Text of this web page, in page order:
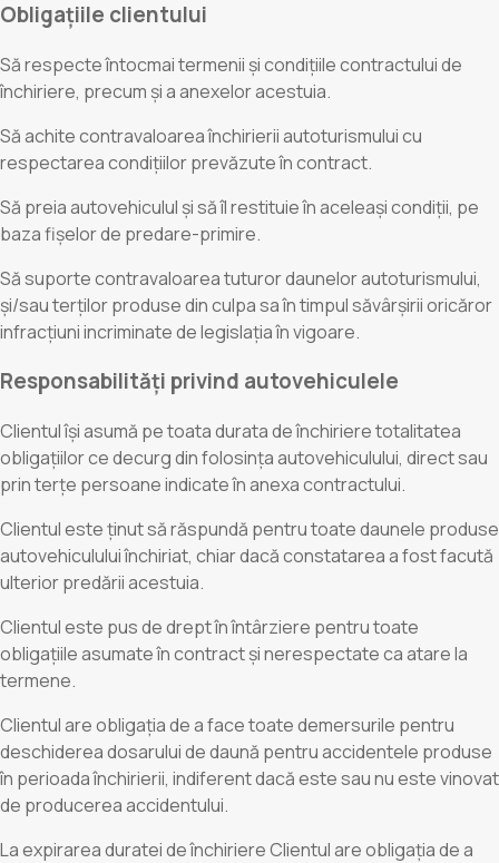
Obligațiile clientului
Să respecte întocmai termenii și condițiile contractului de
închiriere, precum și a anexelor acestuia.
Să achite contravaloarea închirierii autoturismului cu
respectarea condițiilor prevăzute în contract.
Să preia autovehiculul și să îl restituie în aceleași condiții, pe
baza fișelor de predare-primire.
Să suporte contravaloarea tuturor daunelor autoturismului,
și/sau terților produse din culpa sa în timpul săvârșirii oricăror
infracțiuni incriminate de legislația în vigoare.
Responsabilități privind autovehiculele
Clientul își asumă pe toata durata de închiriere totalitatea
obligațiilor ce decurg din folosința autovehiculului, direct sau
prin terțe persoane indicate în anexa contractului.
Clientul este ținut să răspundă pentru toate daunele produse
autovehiculului închiriat, chiar dacă constatarea a fost facută
ulterior predării acestuia.
Clientul este pus de drept în întârziere pentru toate
obligațiile asumate în contract și nerespectate ca atare la
termene.
Clientul are obligația de a face toate demersurile pentru
deschiderea dosarului de daună pentru accidentele produse
în perioada închirierii, indiferent dacă este sau nu este vinovat
de producerea accidentului.
La expirarea duratei de închiriere Clientul are obligația de a